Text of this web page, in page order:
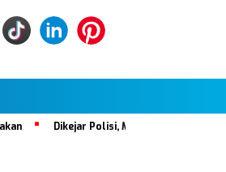
Dikejar Polisi, Mobil Tabrak Satu